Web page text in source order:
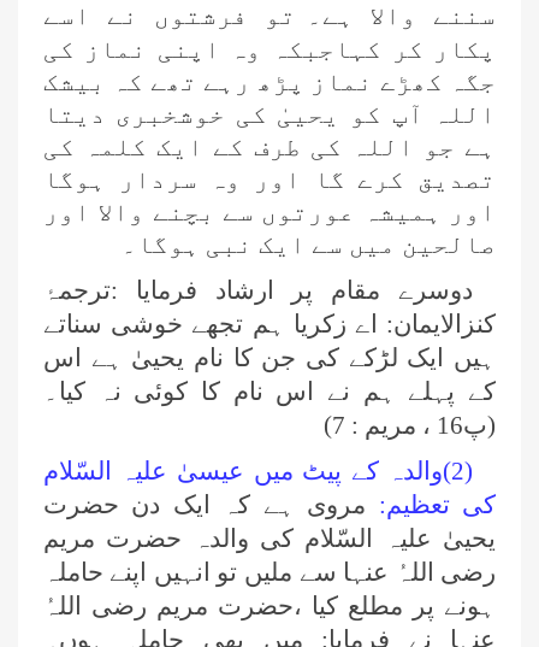
سننے والا ہے۔
تو فرشتوں نے اسے
پکار کر کہاجبکہ وہ اپنی نماز کی
جگہ کھڑے نماز پڑھ رہے تھے کہ بیشک
اللہ آپ کو یحییٰ کی خوشخبری دیتا
ہے جو اللہ کی طرف کے ایک کلمہ کی
تصدیق کرے گا اور وہ سردار ہوگا
اور ہمیشہ عورتوں سے بچنے والا اور
صالحین میں سے ایک نبی ہوگا۔
دوسرے مقام پر ارشاد فرمایا :ترجمۂ
کنزالایمان: اے زکریا ہم تجھے خوشی سناتے
ہیں ایک لڑکے کی جن کا نام یحییٰ ہے اس
کے پہلے ہم نے اس نام کا کوئی نہ کیا۔
(پ16 ، مریم : 7)
(2)والدہ کے پیٹ میں عیسیٰ علیہ السّلام
کی تعظیم: مروی ہے کہ ایک دن حضرت
یحییٰ علیہ السّلام کی والدہ حضرت مریم
رضی اللہُ عنہا سے ملیں تو انہیں اپنے حاملہ
ہونے پر مطلع کیا ،حضرت مریم رضی اللہُ
عنہا نے فرمایا: میں بھی حاملہ ہوں۔